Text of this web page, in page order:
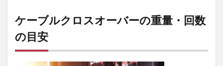
ケーブルクロスオーバーの重量・回数
の目安